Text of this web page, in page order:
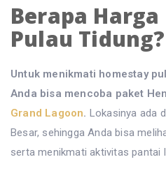
Berapa
Pulau Tidung?
Untuk menikmati homestay
Anda bisa mencoba paket
Grand Lagoon. Lokasinya ada
Besar, sehingga Anda bisa
serta menikmati aktivitas pantai